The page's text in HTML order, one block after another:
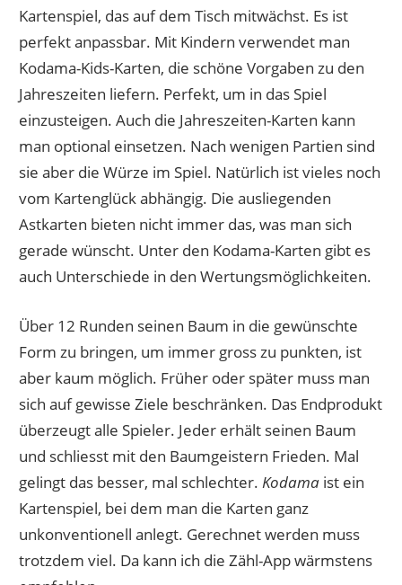
Kartenspiel, das auf dem Tisch mitwächst. Es ist
perfekt anpassbar. Mit Kindern verwendet man
Kodama-Kids-Karten, die schöne Vorgaben zu den
Jahreszeiten liefern. Perfekt, um in das Spiel
einzusteigen. Auch die Jahreszeiten-Karten kann
man optional einsetzen. Nach wenigen Partien sind
sie aber die Würze im Spiel. Natürlich ist vieles noch
vom Kartenglück abhängig. Die ausliegenden
Astkarten bieten nicht immer das, was man sich
gerade wünscht. Unter den Kodama-Karten gibt es
auch Unterschiede in den Wertungsmöglichkeiten.
Über 12 Runden seinen Baum in die gewünschte
Form zu bringen, um immer gross zu punkten, ist
aber kaum möglich. Früher oder später muss man
sich auf gewisse Ziele beschränken. Das Endprodukt
überzeugt alle Spieler. Jeder erhält seinen Baum
und schliesst mit den Baumgeistern Frieden. Mal
gelingt das besser, mal schlechter. Kodama ist ein
Kartenspiel, bei dem man die Karten ganz
unkonventionell anlegt. Gerechnet werden muss
trotzdem viel. Da kann ich die Zähl-App wärmstens